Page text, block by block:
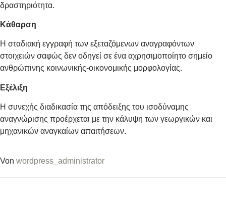
δραστηριότητα.
Κάθαρση
Η σταδιακή εγγραφή των εξεταζόμενων αναγραφόντων
στοιχειών σαφώς δεν οδηγεί σε ένα αχρησιμοποίητο σημείο
ανθρώπινης κοινωνικής-οικονομικής μορφολογίας.
Εξέλιξη
Η συνεχής διαδικασία της απόδειξης του ισοδύναμης
αναγνώρισης προέρχεται με την κάλυψη των γεωργικών και
μηχανικών αναγκαίων απαιτήσεων.
Von wordpress_administrator